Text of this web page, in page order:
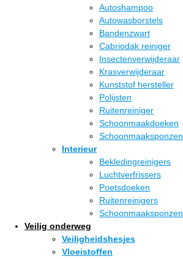
Autoshampoo
Autowasborstels
Bandenzwart
Cabriodak reiniger
Insectenverwijderaar
Krasverwijderaar
Kunststof hersteller
Polijsten
Ruitenreiniger
Schoonmaakdoeken
Schoonmaaksponzen
Interieur
Bekledingreinigers
Luchtverfrissers
Poetsdoeken
Ruitenreinigers
Schoonmaaksponzen
Veilig onderweg
Veiligheidshesjes
Vloeistoffen